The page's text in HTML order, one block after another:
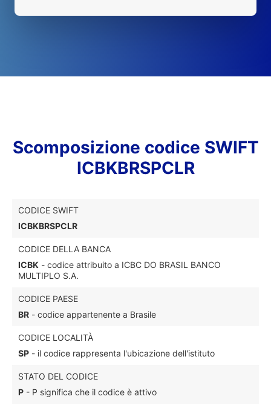
Scomposizione codice SWIFT
ICBKBRSPCLR
CODICE SWIFT
ICBKBRSPCLR
CODICE DELLA BANCA
ICBK - codice attribuito a ICBC DO BRASIL BANCO
MULTIPLO S.A.
CODICE PAESE
BR - codice appartenente a Brasile
CODICE LOCALITÀ
SP - il codice rappresenta l'ubicazione dell'istituto
STATO DEL CODICE
P - P significa che il codice è attivo